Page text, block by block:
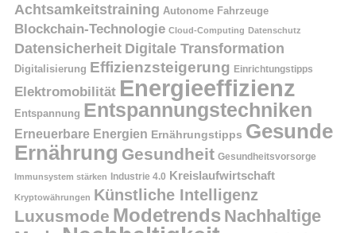
Achtsamkeitstraining Autonome Fahrzeuge
Blockchain-Technologie Cloud-Computing Datenschutz
Datensicherheit Digitale Transformation
Digitalisierung Effizienzsteigerung Einrichtungstipps
Elektromobilität Energieeffizienz
Entspannung Entspannungstechniken
Erneuerbare Energien Ernährungstipps Gesunde
Ernährung Gesundheit Gesundheitsvorsorge
Immunsystem stärken Industrie 4.0 Kreislaufwirtschaft
Kryptowährungen Künstliche Intelligenz
Luxusmode Modetrends Nachhaltige